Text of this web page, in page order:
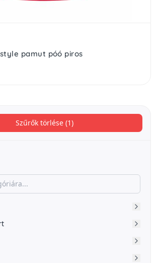
Szűrők törlése (1)
pamut póó piros